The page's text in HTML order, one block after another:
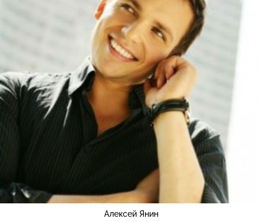
Алексей Янин